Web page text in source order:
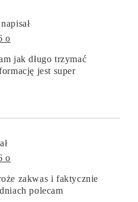
napisał
o
jak długo trzymać
jest super
o
zakwas i faktycznie
polecam